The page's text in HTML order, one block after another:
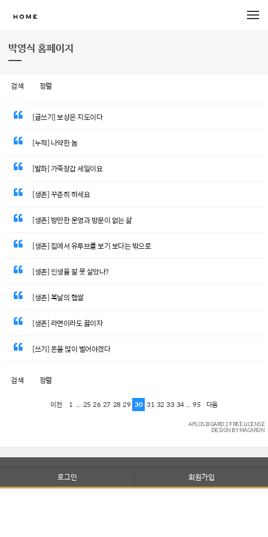
박영식 홈페이지
검색 정렬
[글쓰기] 보상은 지도이다
[누적] 나약한 놈
[발화] 가죽장갑 세일이요
[생존] 꾸준히 하세요
[생존] 방만한 운영과 방문이 없는 삶
[생존] 집에서 유투브를 보기 보다는 밖으로
[생존] 인생을 잘 못 살았나?
[생존] 복날의 햅쌀
[생존] 라면이라도 끓이자
[쓰기] 돈을 많이 벌어야겠다
검색 정렬
이전 1 ... 25 26 27 28 29 30 31 32 33 34 ... 95 다음
APLOS BOARD 2 FREE LICENSE
DESIGN BY MACARON
로그인 회원가입